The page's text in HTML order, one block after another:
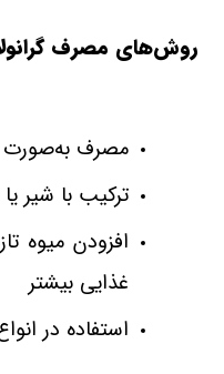
روش‌های مصرف
مصرف به‌صورت
ترکیب با شیر
افزودن میوه
غذایی بیشتر
استفاده در